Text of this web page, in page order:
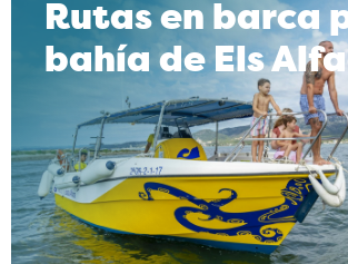
Rutas en barca
bahía de Els